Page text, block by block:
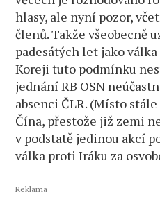
hlasy, ale nyní pozor,
členů. Takže všeobecně
padesátých let jako
Koreji tuto podmínku
jednání RB OSN
absenci ČLR. (Místo
Čína, přestože již zemi
v podstatě jedinou akcí
válka proti Iráku za
Reklama